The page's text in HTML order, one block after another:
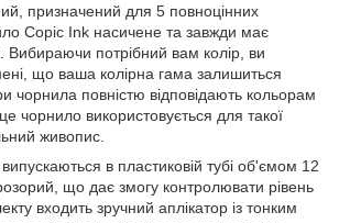
призначений для 5 повноцінних
Copic Ink насичене та завжди має
Вибираючи потрібний вам колір, ви
що ваша колірна гама залишиться
чорнила повністю відповідають кольорам
чорнило використовується для такої
живопис.
в пластиковій тубі об'ємом 12
що дає змогу контролювати рівень
входить зручний аплікатор із тонким